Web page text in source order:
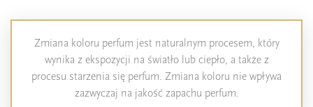
Zmiana koloru perfum jest naturalnym procesem, który
wynika z ekspozycji na światło lub ciepło, a także z
procesu starzenia się perfum. Zmiana koloru nie wpływa
zazwyczaj na jakość zapachu perfum.